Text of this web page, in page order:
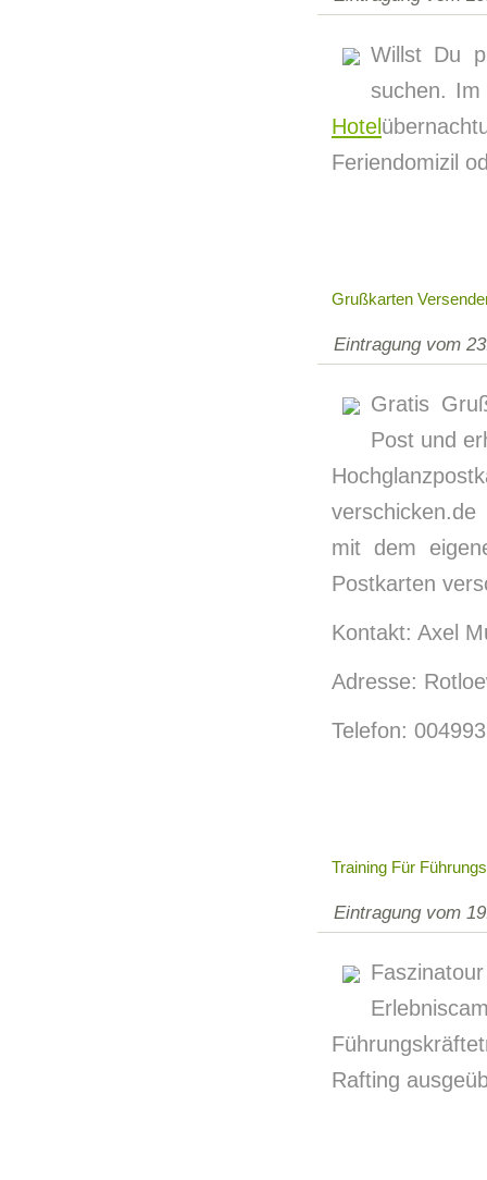
Willst Du
suchen. Im
Hotel
Feriendomizil
Grußkarten
Eintragung vom
Gratis
Post und
mit dem
Postkarten
Kontakt: Axel
Adresse:
Telefon:
Training Für
Eintragung vom
Rafting